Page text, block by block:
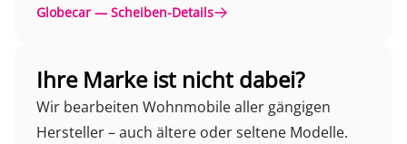
Globecar — Scheiben-Details
Ihre Marke ist nicht dabei?
Wir bearbeiten Wohnmobile aller gängigen
Hersteller – auch ältere oder seltene Modelle.